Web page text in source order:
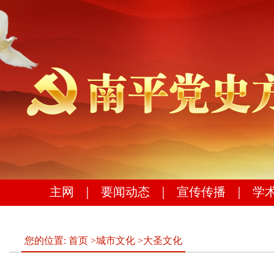
主网 要闻动态 宣传传播 学
您的位置: 首页 >城市文化 >大圣文化